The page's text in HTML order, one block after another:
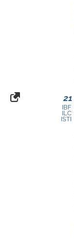
21
IBF
ILC
ISTI